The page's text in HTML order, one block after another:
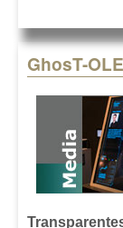
GhosT-